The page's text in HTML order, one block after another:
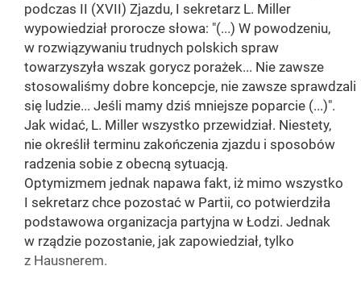
podczas II (XVII) Zjazdu, I sekretarz L. Miller
wypowiedział prorocze słowa: "(...) W powodzeniu,
w rozwiązywaniu trudnych polskich spraw
towarzyszyła wszak gorycz porażek... Nie zawsze
stosowaliśmy dobre koncepcje, nie zawsze sprawdzali
się ludzie... Jeśli mamy dziś mniejsze poparcie (...)".
Jak widać, L. Miller wszystko przewidział. Niestety,
nie określił terminu zakończenia zjazdu i sposobów
radzenia sobie z obecną sytuacją.
Optymizmem jednak napawa fakt, iż mimo wszystko
I sekretarz chce pozostać w Partii, co potwierdziła
podstawowa organizacja partyjna w Łodzi. Jednak
w rządzie pozostanie, jak zapowiedział, tylko
z Hausnerem.